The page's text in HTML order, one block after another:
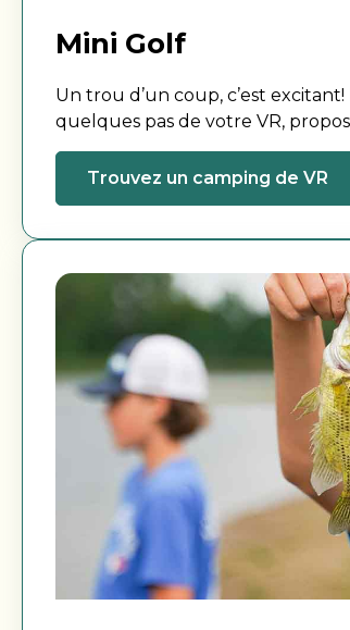
Mini Golf
Un trou d’un coup, c’est
quelques pas de votre VR,
pour tous les âges et tous les
Trouvez un camping de VR